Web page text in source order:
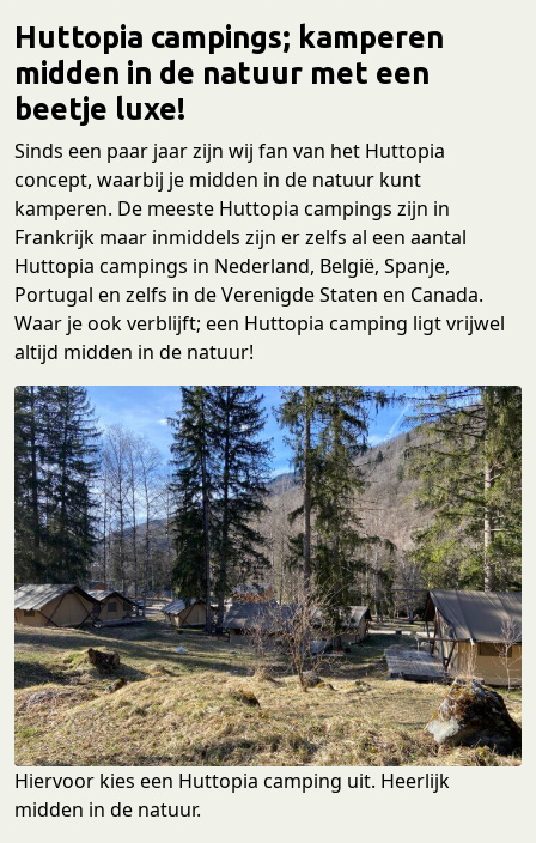
Huttopia campings; kamperen
midden in de natuur met een
beetje luxe!
Sinds een paar jaar zijn wij fan van het Huttopia
concept, waarbij je midden in de natuur kunt
kamperen. De meeste Huttopia campings zijn in
Frankrijk maar inmiddels zijn er zelfs al een aantal
Huttopia campings in Nederland, België, Spanje,
Portugal en zelfs in de Verenigde Staten en Canada.
Waar je ook verblijft; een Huttopia camping ligt vrijwel
altijd midden in de natuur!
Hiervoor kies een Huttopia camping uit. Heerlijk
midden in de natuur.